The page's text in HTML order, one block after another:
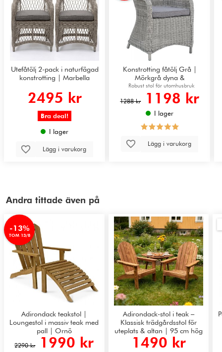
Utefåtölj 2-pack i naturfägad
konstrotting | Marbella
2495 kr
Bra deal!
I lager
Lägg i varukorg
Konstrotting fåtölj Grå |
Mörkgrå dyna &
metallstomme | Malgovik
Robust stol för utomhusbruk
1288 kr 1198 kr
I lager
Lägg i varukorg
Andra tittade även på
-13%
TOM 13/8
Adirondack teakstol |
Loungestol i massiv teak med
pall | Ornö
2290 kr 1990 kr
Adirondack-stol i teak –
Klassisk trädgårdsstol för
uteplats & altan | 95 cm hög
rygg | Solö
1490 kr